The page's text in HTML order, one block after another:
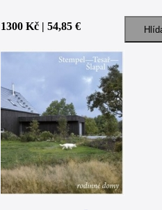
1300 Kč | 54,85 €